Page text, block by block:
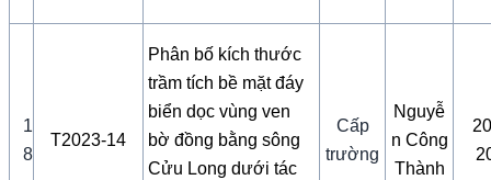
1
8
T2023-14
Phân bố kích thước
trầm tích bề mặt đáy
biển dọc vùng ven
bờ đồng bằng sông
Cửu Long dưới tác
Cấp
trường
Nguyễ
n Công
Thành